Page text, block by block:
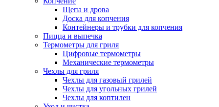
Щепа и дрова
Доска для копчения
Контейнеры и трубки для копчения
Пицца и выпечка
Термометры для гриля
Цифровые термометры
Механические термометры
Чехлы для гриля
Чехлы для газовый грилей
Чехлы для угольных грилей
Чехлы для коптилен